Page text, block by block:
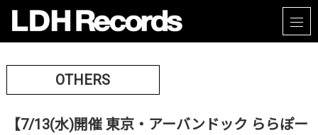
OTHERS
【7/13(水)開催 東京・アーバンドック ららぽー